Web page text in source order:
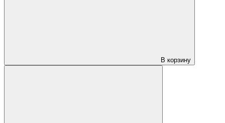
В корзину